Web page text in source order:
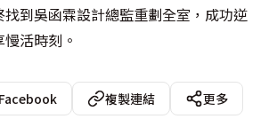
到吳函霖設計總監重劃全室，成功逆
活時刻。
Facebook 複製連結
更多